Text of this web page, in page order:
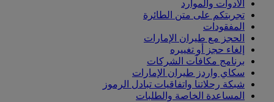
الأدوات والموارد
تجربتكم على متن الطائرة
المفقودات
الحجز مع طيران الإمارات
إلغاء حجز أو تغييره
برنامج مكافآت الشركات
سكاي واردز طيران الإمارات
شبكة رحلاتنا واتفاقيات تبادل الرموز
المساعدة الخاصة والطلبات